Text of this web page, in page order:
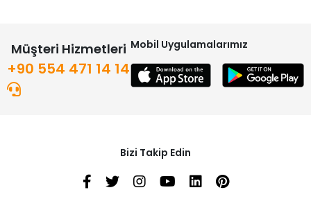
Müşteri Hizmetleri
+90 554 471 14 14
Mobil Uygulamalarımız
Bizi Takip Edin